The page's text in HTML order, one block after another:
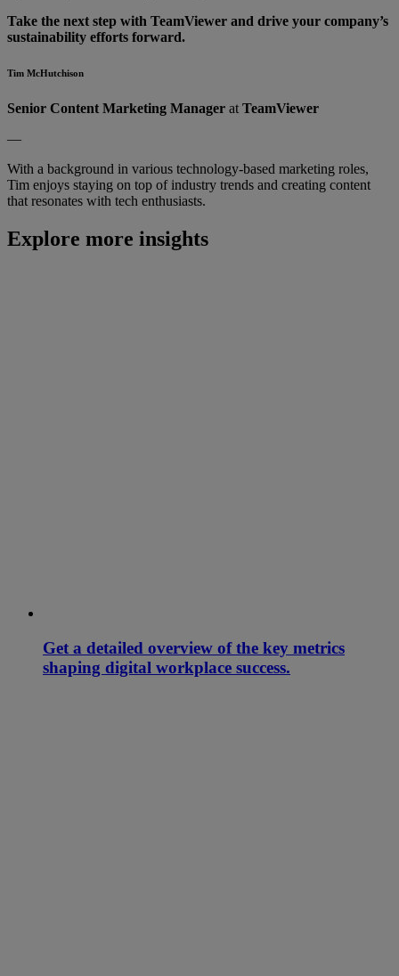
Take the next step with TeamViewer and drive your company’s
sustainability efforts forward.
Tim McHutchison
Senior Content Marketing Manager at TeamViewer
—
With a background in various technology-based marketing roles,
Tim enjoys staying on top of industry trends and creating content
that resonates with tech enthusiasts.
Explore more insights
Get a detailed overview of the key metrics
shaping digital workplace success.